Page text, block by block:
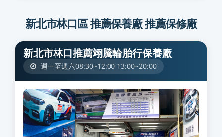
新北市林口區 推薦保養廠 推薦保修廠
新北市林口推薦翊騰輪胎行保養廠
週一至週六08:30~12:00 13:00~20:00